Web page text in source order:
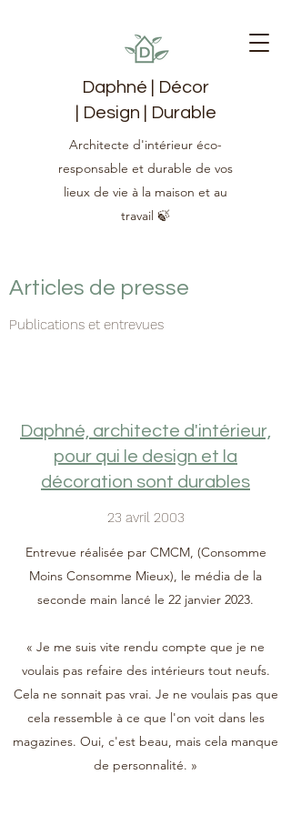
Daphné | Décor
| Design | Durable
Architecte d'intérieur éco-
responsable et durable de vos
lieux de vie à la maison et au
travail 🍃
Articles de presse
Publications et entrevues
Daphné, architecte d'intérieur,
pour qui le design et la
décoration sont durables
23 avril 2003
Entrevue réalisée par CMCM, (Consomme
Moins Consomme Mieux), le média de la
seconde main lancé le 22 janvier 2023.
« Je me suis vite rendu compte que je ne
voulais pas refaire des intérieurs tout neufs.
Cela ne sonnait pas vrai. Je ne voulais pas que
cela ressemble à ce que l'on voit dans les
magazines. Oui, c'est beau, mais cela manque
de personnalité. »